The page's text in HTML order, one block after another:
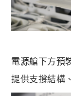
電源艙下方預
提供支撐結構